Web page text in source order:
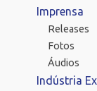
Imprensa
Releases
Fotos
Áudios
Indústria